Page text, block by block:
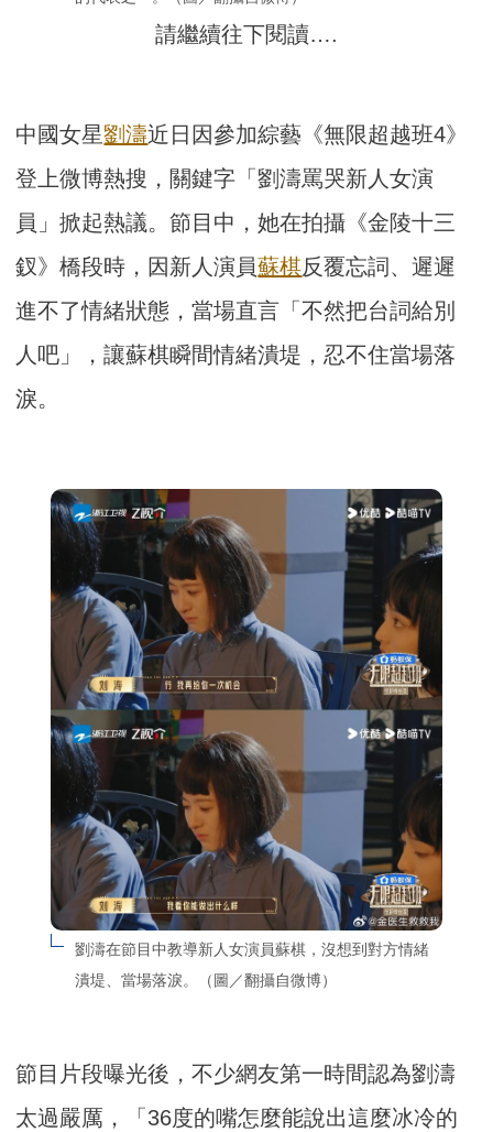
請繼續往下閱讀….
中國女星劉濤近日因參加綜藝《無限超越班4》
登上微博熱搜，關鍵字「劉濤罵哭新人女演
員」掀起熱議。節目中，她在拍攝《金陵十三
釵》橋段時，因新人演員蘇棋反覆忘詞、遲遲
進不了情緒狀態，當場直言「不然把台詞給別
人吧」，讓蘇棋瞬間情緒潰堤，忍不住當場落
淚。
劉濤在節目中教導新人女演員蘇棋，沒想到對方情緒
潰堤、當場落淚。（圖／翻攝自微博）
節目片段曝光後，不少網友第一時間認為劉濤
太過嚴厲，「36度的嘴怎麼能說出這麼冰冷的